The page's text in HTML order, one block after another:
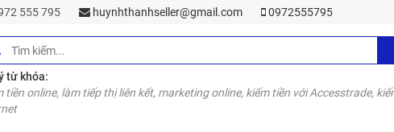
555 795 huynhthanhseller@gmail.com 0972555795
từ khóa:
tiền online, làm tiếp thị liên kết, marketing online, kiếm tiền với Accesstrade,